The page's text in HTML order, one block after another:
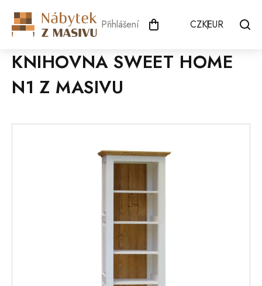
obsah
Přihlášení CZKEUR
KNIHOVNA SWEET HOME
N1 Z MASIVU